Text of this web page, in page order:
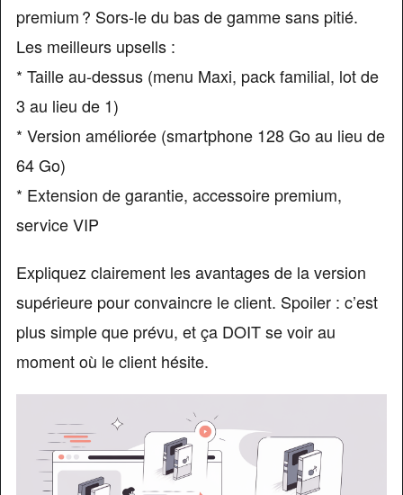
premium ? Sors-le du bas de gamme sans pitié.
Les meilleurs upsells :
* Taille au-dessus (menu Maxi, pack familial, lot de
3 au lieu de 1)
* Version améliorée (smartphone 128 Go au lieu de
64 Go)
* Extension de garantie, accessoire premium,
service VIP
Expliquez clairement les avantages de la version
supérieure pour convaincre le client. Spoiler : c’est
plus simple que prévu, et ça DOIT se voir au
moment où le client hésite.